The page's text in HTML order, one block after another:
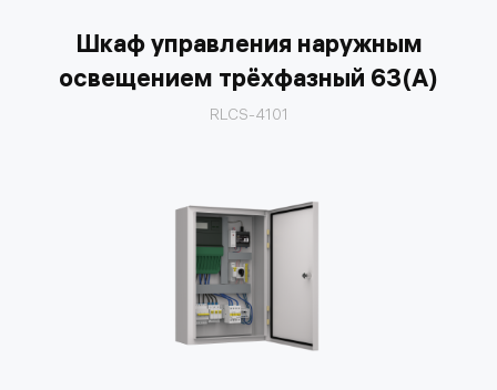
Шкаф управления наружным
освещением трёхфазный 63(A)
RLCS-4101